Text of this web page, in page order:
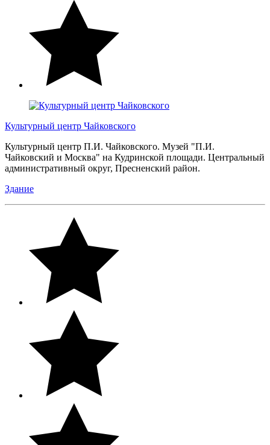
Культурный центр Чайковского
Культурный центр П.И. Чайковского. Музей "П.И.
Чайковский и Москва" на Кудринской площади. Центральный
административный округ, Пресненский район.
Здание